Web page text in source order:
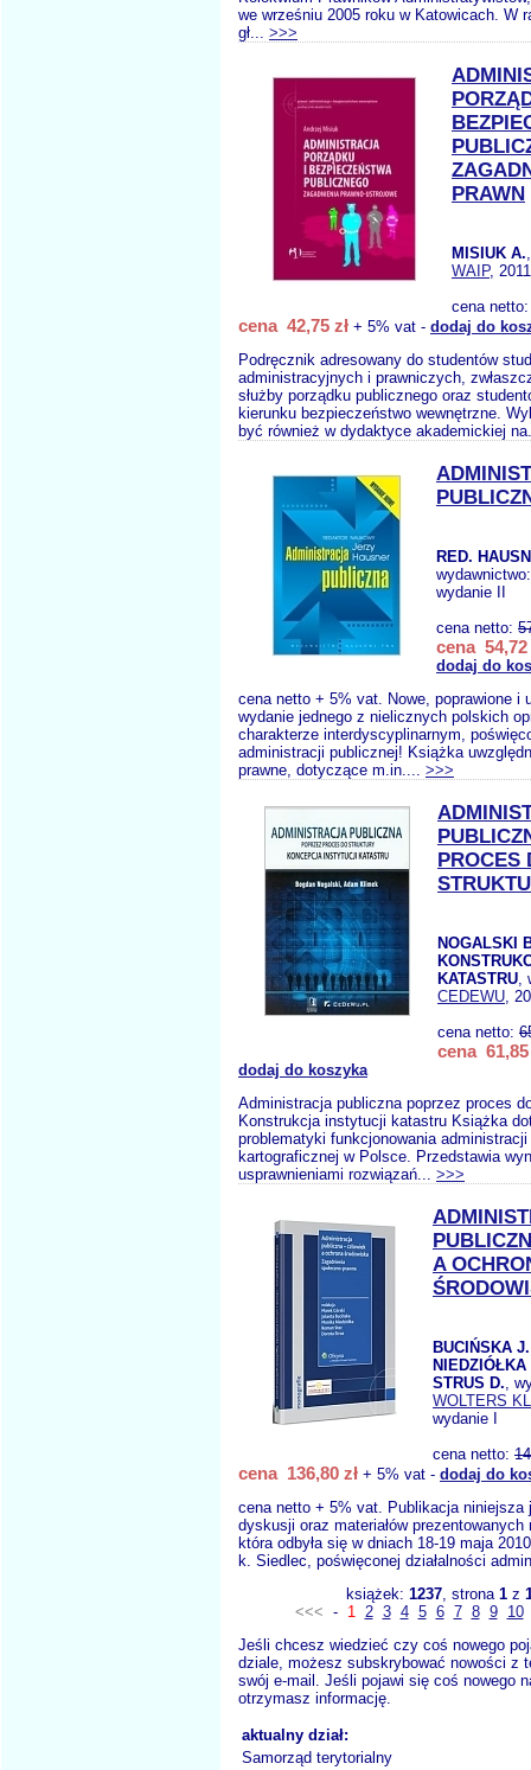
we wrześniu 2005 roku w Katowicach. W
gł... >>>
PRAWN
MISIUK A.
WAIP,
cena
cena 42,75 zł + 5% vat - dodaj do
Podręcznik adresowany do studentów
administracyjnych i prawniczych,
służby porządku publicznego oraz
kierunku bezpieczeństwo wewnętrzne.
być również w dydaktyce akademickiej
RED.
wydanie II
cena netto:
cena 54,72
dodaj do
cena netto + 5% vat. Nowe, poprawione i
wydanie jednego z nielicznych polskich
charakterze interdyscyplinarnym,
administracji publicznej! Książka
prawne, dotyczące m.in.... >>>
PROCES
NOGALSKI
KATASTRU,
CEDEWU,
cena netto:
cena 61,85
dodaj do koszyka
Administracja publiczna poprzez proces
Konstrukcja instytucji katastru Książka
problematyki funkcjonowania
kartograficznej w Polsce. Przedstawia
usprawnieniami rozwiązań... >>>
A
BUCIŃSKA
STRUS D.,
WOLTERS
wydanie I
cena netto:
cena 136,80 zł + 5% vat - dodaj do
cena netto + 5% vat. Publikacja niniejsza
dyskusji oraz materiałów prezentowanych
która odbyła się w dniach 18-19 maja
k. Siedlec, poświęconej działalności
książek: 1237, strona 1z
<<< - 1 2 3 4 5 6 7 8 9
10
Jeśli chcesz wiedzieć czy coś nowego
dziale, możesz subskrybować nowości z
swój e-mail. Jeśli pojawi się coś nowego
otrzymasz informację.
aktualny dział:
Samorząd terytorialny